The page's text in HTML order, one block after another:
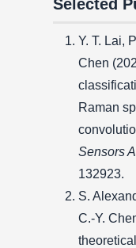
Selected
Y. T. Lai,
Chen
Raman
Sensors
132923.
S.
C.-Y.